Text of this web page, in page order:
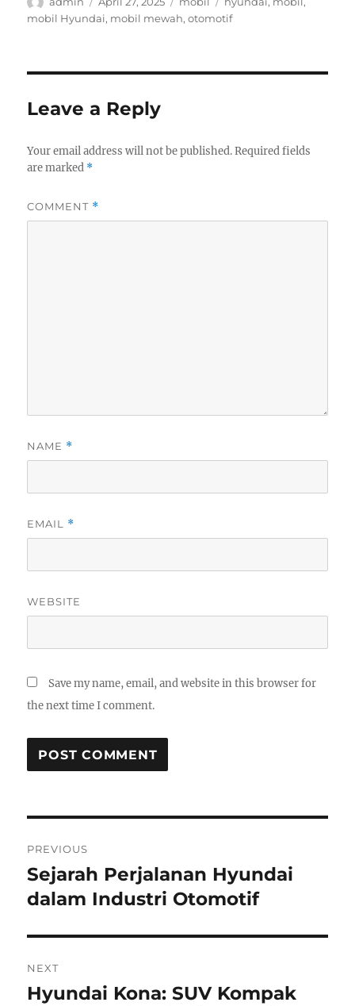
on
mobil Hyundai, mobil mewah,otomotif
Leave a Reply
Your email address will not be published. Required fields
are marked *
COMMENT *
NAME *
EMAIL *
WEBSITE
Save my name, email, and website in this browser for
the next time I comment.
navigation
PREVIOUS
Previous
post:
Sejarah Perjalanan Hyundai
dalam Industri Otomotif
NEXT
Next
Hyundai Kona: SUV Kompak